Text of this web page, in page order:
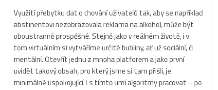
Využití přebytku dat o chování uživatelů tak, aby se například
abstinentovi nezobrazovala reklama na alkohol, může být
oboustranně prospěšné. Stejně jako v reálném životě, i v
tom virtuálním si vytváříme určité bubliny, ať už sociální, či
mentální. Otevřít jednu z mnoha platforem a jako první
uvidět takový obsah, pro který jsme si tam přišli, je
minimálně uspokojující. I s tímto umí algoritmy pracovat – po